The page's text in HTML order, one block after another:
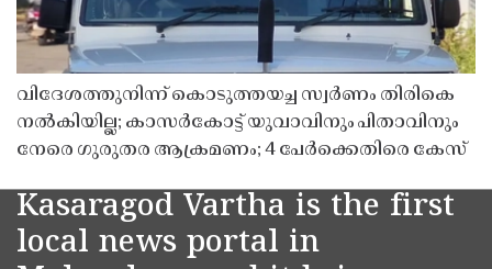
വിദേശത്തുനിന്ന് കൊടുത്തയച്ച സ്വർണം തിരികെ
നൽകിയില്ല; കാസർകോട്ട് യുവാവിനും പിതാവിനും
നേരെ ഗുരുതര ആക്രമണം; 4 പേർക്കെതിരെ കേസ്
Kasaragod Vartha is the first
local news portal in